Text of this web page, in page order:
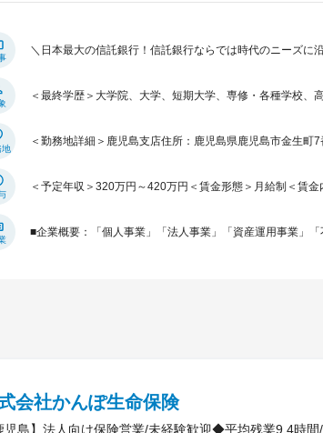
＼日本最大の信託銀行！信託銀行ならでは時代のニーズに
＜最終学歴＞大学院、大学、短期大学、専修・各種学校、
地
＜勤務地詳細＞鹿児島支店住所：鹿児島県鹿児島市金生
＜予定年収＞320万円～420万円＜賃金形態＞月給制＜賃
■企業概要：「個人事業」「法人事業」「資産運用事業」
会社かんぽ生命保険
児島】法人向け保険営業/未経験歓迎◆平均残業9.4時